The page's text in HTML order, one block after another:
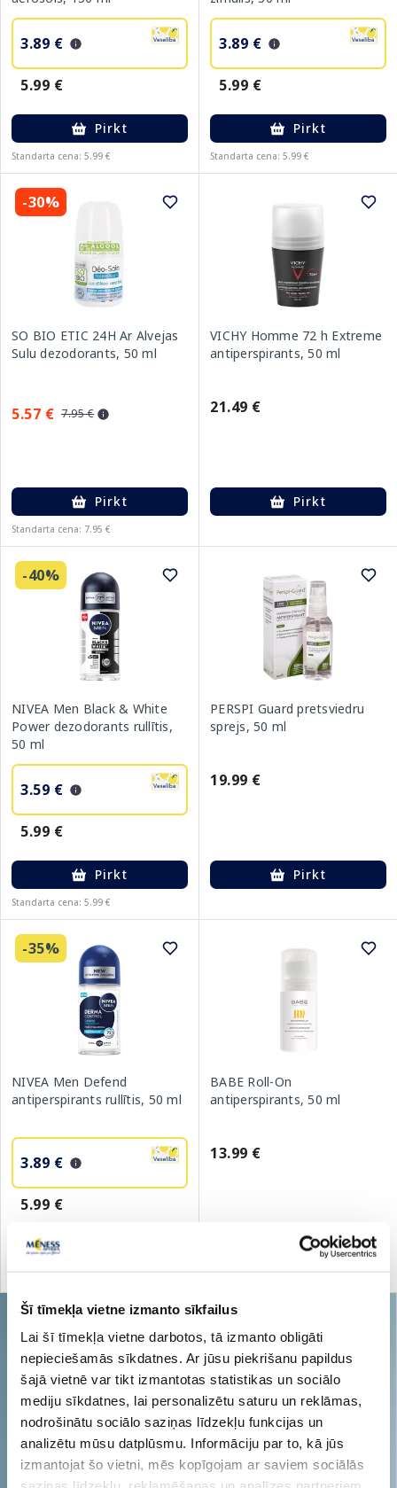
Šī tīmekļa vietne izmanto sīkfailus
Lai šī tīmekļa vietne darbotos, tā izmanto obligāti
nepieciešamās sīkdatnes. Ar jūsu piekrišanu papildus
šajā vietnē var tikt izmantotas statistikas un sociālo
mediju sīkdatnes, lai personalizētu saturu un reklāmas,
nodrošinātu sociālo saziņas līdzekļu funkcijas un
analizētu mūsu datplūsmu. Informāciju par to, kā jūs
izmantojat šo vietni, mēs kopīgojam ar saviem sociālās
3.89 €
5.99 €
Pirkt
Standarta cena: 5.99 €
3.89 €
5.99 €
Pirkt
Standarta cena: 5.99 €
-30%
SO BIO ETIC 24H Ar Alvejas
Sulu dezodorants, 50 ml
5.57 € 7.95 €
Pirkt
Standarta cena: 7.95 €
VICHY Homme 72 h Extreme
antiperspirants, 50 ml
21.49 €
Pirkt
-40%
NIVEA Men Black & White
Power dezodorants rullītis,
50 ml
3.59 €
5.99 €
Pirkt
Standarta cena: 5.99 €
PERSPI Guard pretsviedru
sprejs, 50 ml
19.99 €
Pirkt
-35%
NIVEA Men Defend
antiperspirants rullītis, 50 ml
3.89 €
5.99 €
Standarta cena: 5.99 €
BABE Roll-On
antiperspirants, 50 ml
13.99 €
Pirkt